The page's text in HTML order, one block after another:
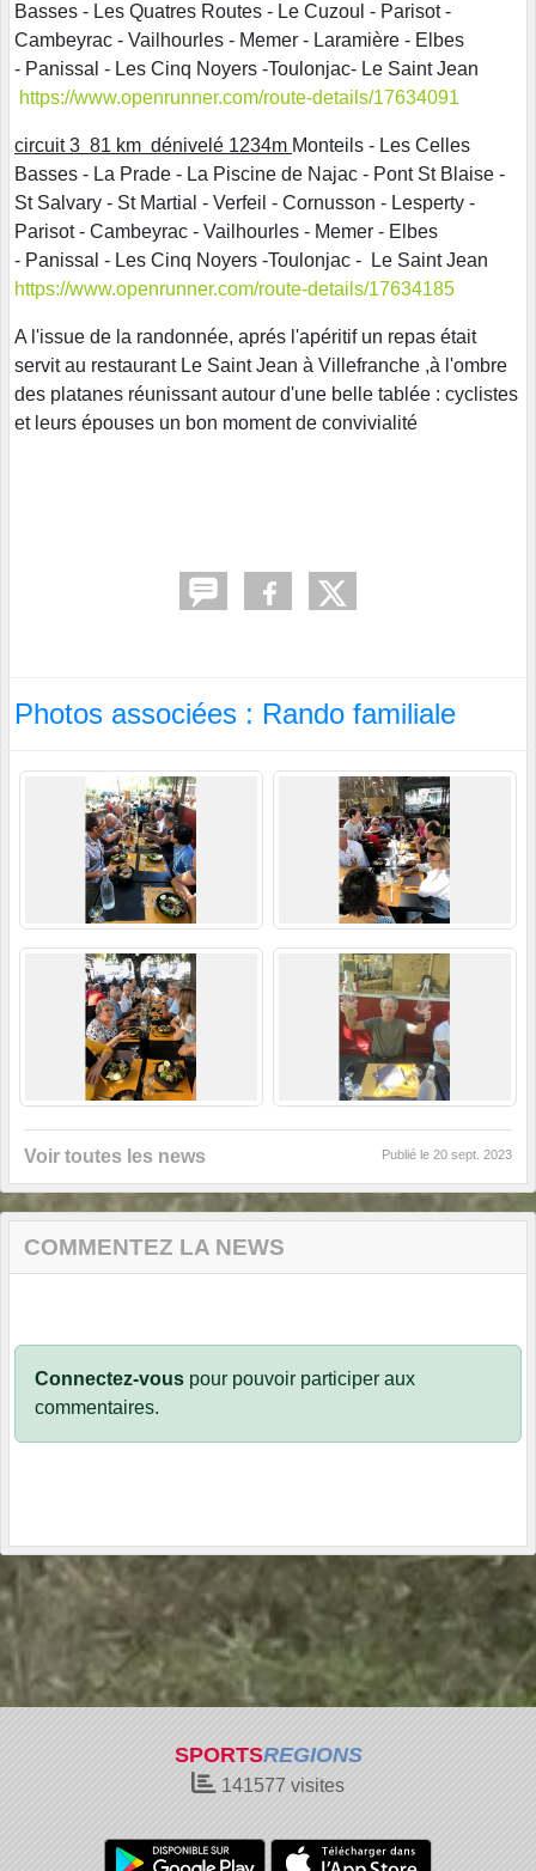
Basses - Les Quatres Routes - Le Cuzoul - Parisot -
Cambeyrac - Vailhourles - Memer - Laramière - Elbes
- Panissal - Les Cinq Noyers -Toulonjac- Le Saint Jean
https://www.openrunner.com/route-details/17634091
circuit 3 81 km dénivelé 1234m Monteils - Les Celles
Basses - La Prade - La Piscine de Najac - Pont St Blaise -
St Salvary - St Martial - Verfeil - Cornusson - Lesperty -
Parisot - Cambeyrac - Vailhourles - Memer - Elbes
- Panissal - Les Cinq Noyers -Toulonjac - Le Saint Jean
https://www.openrunner.com/route-details/17634185
A l'issue de la randonnée, aprés l'apéritif un repas était
servit au restaurant Le Saint Jean à Villefranche ,à l'ombre
des platanes réunissant autour d'une belle tablée : cyclistes
et leurs épouses un bon moment de convivialité
Photos associées : Rando familiale
Voir toutes les news Publié le 20 sept. 2023
COMMENTEZ LA NEWS
Connectez-vous pour pouvoir participer aux
commentaires.
SPORTSREGIONS
141577 visites